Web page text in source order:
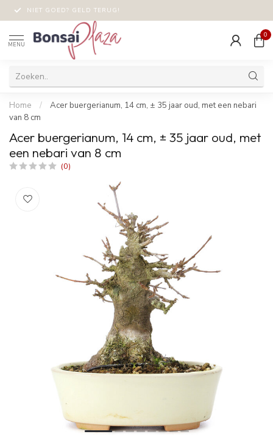
NIET GOED? GELD TERUG!
MENU
0
Home /
Acer buergerianum, 14 cm, ± 35 jaar oud, met een nebari
van 8 cm
Acer buergerianum, 14 cm, ± 35 jaar oud, met
een nebari van 8 cm
(0)